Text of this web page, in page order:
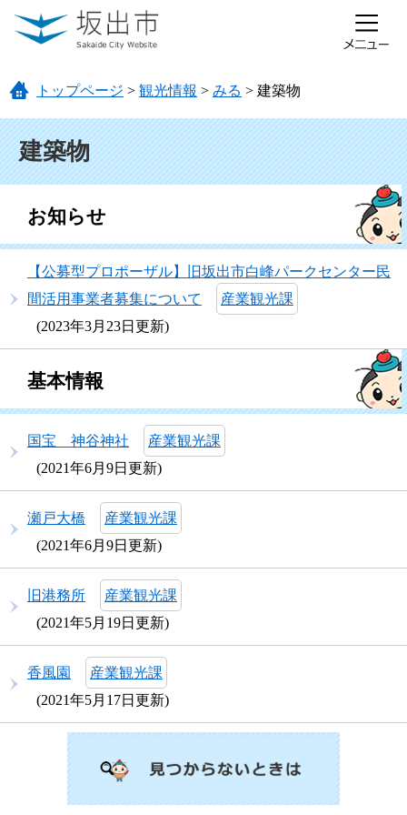
ページの先頭です。
メニューを飛ばして本文へ
トップページ > 観光情報 > みる > 建築物
建築物
お知らせ
【公募型プロポーザル】旧坂出市白峰パークセンター民
間活用事業者募集について
産業観光課
2023年3月23日更新
基本情報
国宝 神谷神社
産業観光課
2021年6月9日更新
瀬戸大橋
産業観光課
2021年6月9日更新
旧港務所
産業観光課
2021年5月19日更新
香風園
産業観光課
2021年5月17日更新